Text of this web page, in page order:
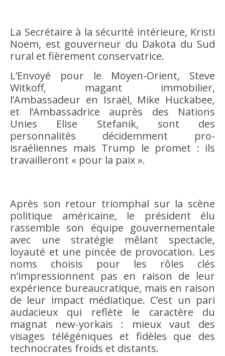
La Secrétaire à la sécurité intérieure, Kristi
Noem, est gouverneur du Dakota du Sud
rural et fièrement conservatrice.
L’Envoyé pour le Moyen-Orient, Steve
Witkoff, magant immobilier,
l’Ambassadeur en Israël, Mike Huckabee,
et l’Ambassadrice auprès des Nations
Unies Elise Stefanik, sont des
personnalités décidemment pro-
israéliennes mais Trump le promet : ils
travailleront « pour la paix ».
Après son retour triomphal sur la scène
politique américaine, le président élu
rassemble son équipe gouvernementale
avec une stratégie mêlant spectacle,
loyauté et une pincée de provocation. Les
noms choisis pour les rôles clés
n’impressionnent pas en raison de leur
expérience bureaucratique, mais en raison
de leur impact médiatique. C’est un pari
audacieux qui reflète le caractère du
magnat new-yorkais : mieux vaut des
visages télégéniques et fidèles que des
technocrates froids et distants.